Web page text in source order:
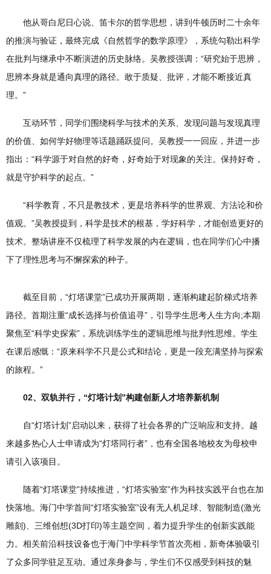
他从哥白尼日心说、笛卡尔的哲学思想，讲到牛顿历时二十余年
的推演与验证，最终完成《自然哲学的数学原理》，系统勾勒出科学
在批判与继承中不断演进的历史脉络。吴教授强调：“研究始于思辨，
思辨本身就是通向真理的路径。敢于质疑、批评，才能不断接近真
理。”
互动环节，同学们围绕科学与技术的关系、发现问题与发现真理
的价值、如何学好物理等话题踊跃提问。吴教授一一回应，并进一步
指出：“科学源于对自然的好奇，好奇始于对现象的关注。保持好奇，
就是守护科学的起点。”
“科学教育，不只是教技术，更是培养科学的世界观、方法论和价
值观。”吴教授提到，科学是技术的根基，学好科学，才能创造更好的
技术。整场讲座不仅梳理了科学发展的内在逻辑，也在同学们心中播
下了理性思考与不懈探索的种子。
截至目前，“灯塔课堂”已成功开展两期，逐渐构建起阶梯式培养
路径。首期注重“成长选择与价值追寻”，引导学生思考人生方向;本期
聚焦至“科学史探索”，系统训练学生的逻辑思维与批判性思维。学生
在课后感慨：“原来科学不只是公式和结论，更是一段充满坚持与探索
的旅程。”
02、双轨并行，“灯塔计划”构建创新人才培养新机制
自“灯塔计划”启动以来，获得了社会各界的广泛响应和支持。越
来越多热心人士申请成为“灯塔同行者”，也有全国各地校友为母校申
请引入该项目。
随着“灯塔课堂”持续推进，“灯塔实验室”作为科技实践平台也在加
快落地。海门中学首间“灯塔实验室”设有无人机足球、智能制造(激光
雕刻)、三维创想(3D打印)等主题空间，着力提升学生的创新实践能
力。相关前沿科技设备也于海门中学科学节首次亮相，新奇体验吸引
了众多同学驻足互动。通过亲身参与，学生们不仅感受到科技的魅